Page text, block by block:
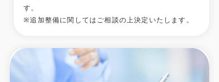
す。
※追加整備に関してはご相談の上決定いたします。